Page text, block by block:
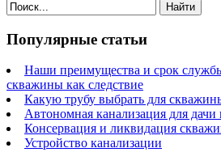
Найти
Популярные статьи
Наши преимущества и срок
скважины как следствие
Какую трубу выбрать для
Автономная канализация для дачи
Консервация и ликвидация
Устройство канализации